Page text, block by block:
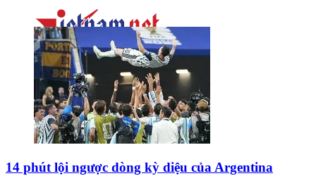
14 phút lội ngược dòng kỳ diệu của Argentina